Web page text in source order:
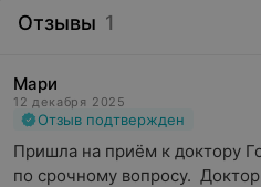
Отзывы 1
Мари
12 декабря 2025
Отзыв подтвержден
Пришла на приём к доктору
по срочному вопросу.